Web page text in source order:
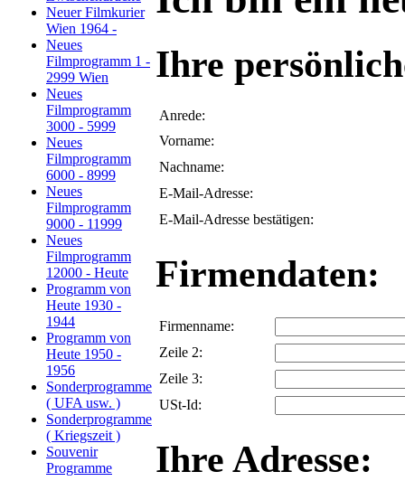
Neuer Filmkurier
Wien 1964 -
Neues
Filmprogramm 1 -
2999 Wien
Neues
Filmprogramm
3000 - 5999
Neues
Filmprogramm
6000 - 8999
Neues
Filmprogramm
9000 - 11999
Neues
Filmprogramm
12000 - Heute
Programm von
Heute 1930 -
1944
Programm von
Heute 1950 -
1956
Sonderprogramme
( UFA usw. )
Sonderprogramme
( Kriegszeit )
Souvenir
Programme
Ihre
Anrede:
Vorname:
Nachname:
E-Mail-Adresse:
E-Mail-Adresse bestätigen:
Firmendaten:
Firmenname:
Zeile 2:
Zeile 3:
USt-Id:
Ihre Adresse: